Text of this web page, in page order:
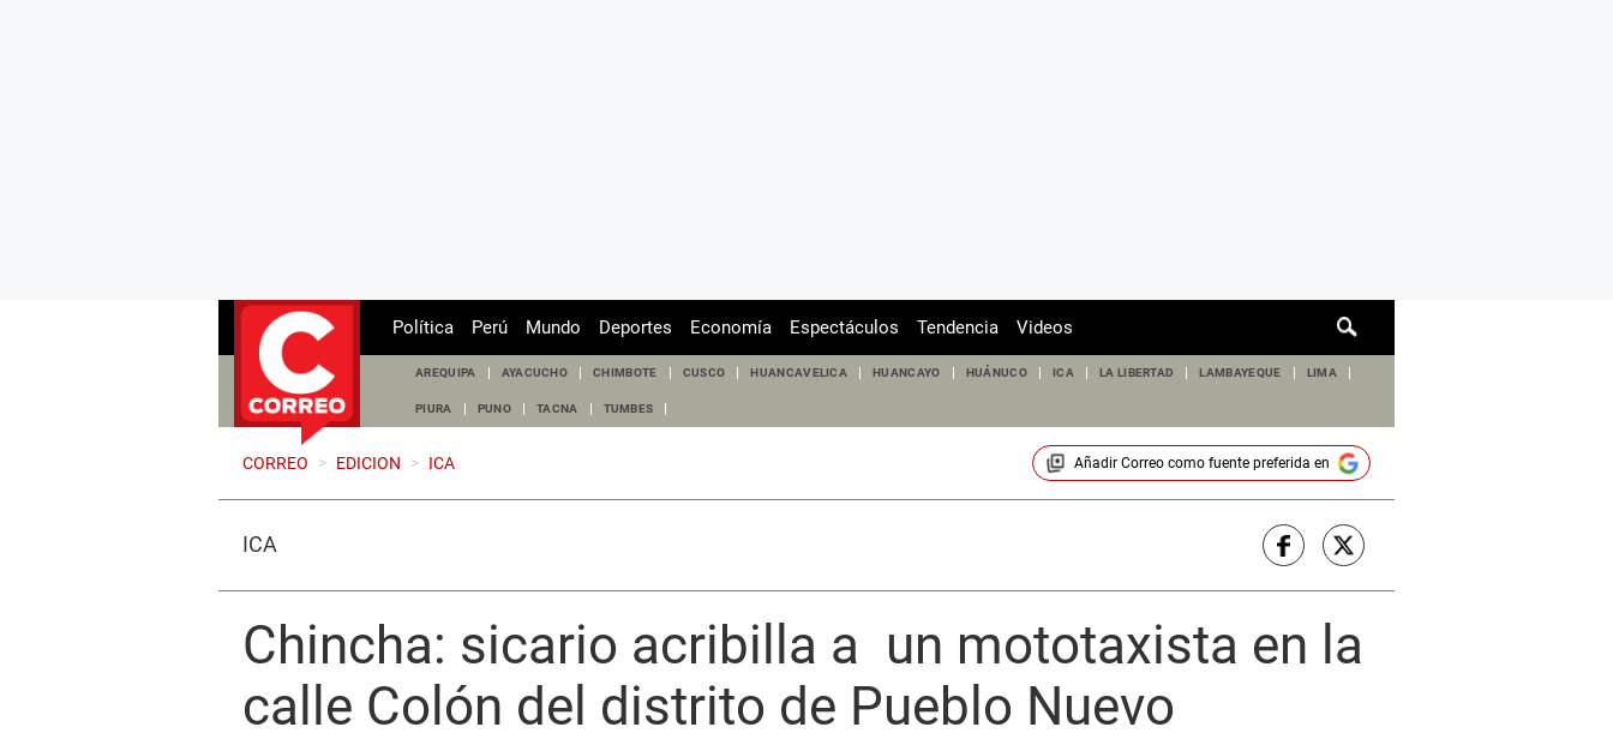
de
Política Perú Mundo Deportes Economía Espectáculos Tendencia Videos
AREQUIPA AYACUCHO CHIMBOTE CUSCO HUANCAVELICA HUANCAYO HUÁNUCO ICA LA LIBERTAD LAMBAYEQUE LIMA
PIURA PUNO TACNA TUMBES
CORREO > EDICION > ICA Añadir Correocomo fuente preferida en
ICA
Chincha: sicario acribilla a un mototaxista en la
calle Colón del distrito de Pueblo Nuevo